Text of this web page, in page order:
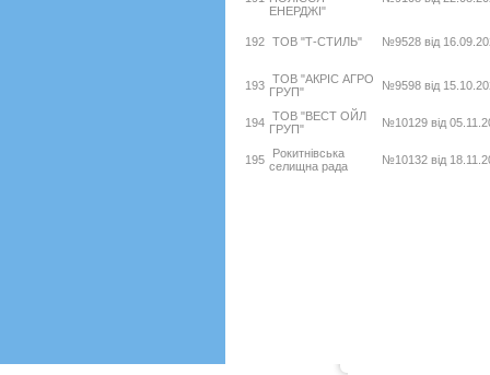
ЕНЕРДЖІ"
192 ТОВ "Т-СТИЛЬ" №9528 від
193 ТОВ "АКРІС АГРО
ГРУП"
№9598 від
194 ТОВ "ВЕСТ ОЙЛ
ГРУП"
№10129 від
195
Рокитнівська
селищна рада
№10132 від